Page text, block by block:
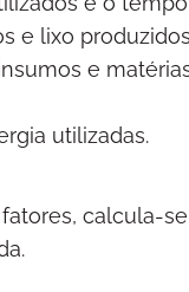
e lixo
e
utilizadas.
calcula-